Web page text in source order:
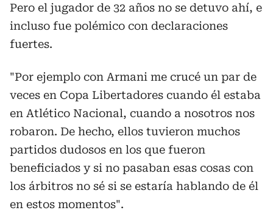
Pero el jugador de 32 años no se detuvo ahí, e
incluso fue polémico con declaraciones
fuertes.
"Por ejemplo con Armani me crucé un par de
veces en Copa Libertadores cuando él estaba
en Atlético Nacional, cuando a nosotros nos
robaron. De hecho, ellos tuvieron muchos
partidos dudosos en los que fueron
beneficiados y si no pasaban esas cosas con
los árbitros no sé si se estaría hablando de él
en estos momentos".